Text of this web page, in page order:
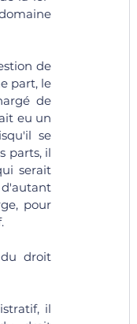
de
part, le
de
eu un
se
parts, il
serait
pour
droit
il